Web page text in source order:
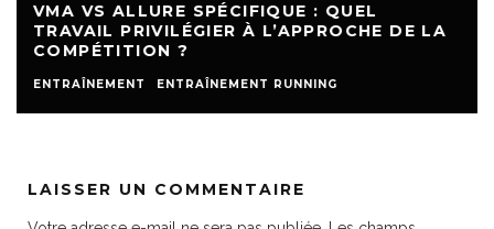
VMA VS ALLURE SPÉCIFIQUE : QUEL
TRAVAIL PRIVILÉGIER À L’APPROCHE DE LA
COMPÉTITION ?
ENTRAÎNEMENT ENTRAÎNEMENT RUNNING
LAISSER UN COMMENTAIRE